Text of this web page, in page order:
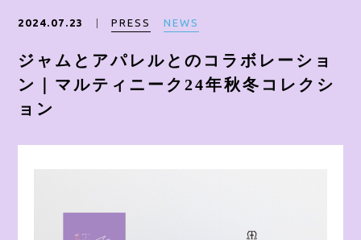
2024.07.23 PRESS NEWS
ジャムとアパレルとのコラボレーショ
ン｜マルティニーク24年秋冬コレクシ
ョン